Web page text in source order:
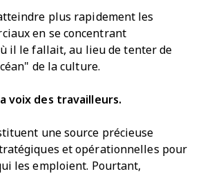
plus rapidement les
en se concentrant
il le fallait, au lieu de tenter de
de la culture.
voix des travailleurs.
une source précieuse
et opérationnelles pour
les emploient. Pourtant,